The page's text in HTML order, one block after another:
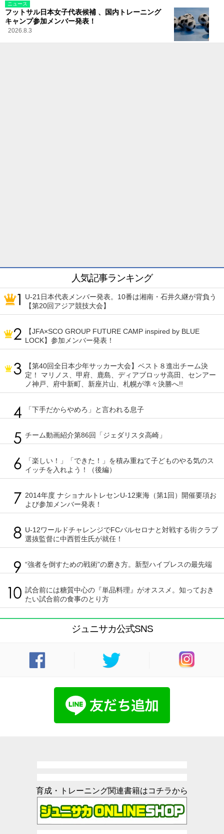
ニュース
フットサル日本女子代表候補 、国内トレーニング
キャンプ参加メンバー発表！
2026.8.3
人気記事ランキング
U-21日本代表メンバー発表。10番は湘南・石井久継が背負う
【第20回アジア競技大会】
【JFA×SCO GROUP FUTURE CAMP inspired by BLUE
LOCK】参加メンバー発表！
【第40回全日本少年サッカー大会】ベスト８進出チーム決
定！ マリノス、甲府、鹿島、ディアブロッサ高田、センアー
ノ神戸、府中新町、新座片山、札幌が準々決勝へ!!
「下手だからやめろ」と言われる息子
チーム動画紹介第86回「ジェダリスタ高崎」
「楽しい！」「できた！」を積み重ねて子どものやる気のス
イッチを入れよう！（後編）
2014年度 ナショナルトレセンU-12東海（第1回）開催要項お
よび参加メンバー発表！
U-12ワールドチャレンジでFCバルセロナと対戦する街クラブ
選抜監督に中西哲生氏が就任！
“強者を倒すための戦術”の磨き方。新型ハイプレスの最先端
試合前には糖質中心の『単品料理』がオススメ。知っておき
たい試合前の食事のとり方
ジュニサカ公式SNS
育成・トレーニング関連書籍はコチラから